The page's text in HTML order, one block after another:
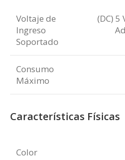
Voltaje de
Ingreso
Soportado
(DC)
Consumo
Máximo
Características Físicas
Color